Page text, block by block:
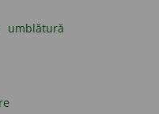
umblătură